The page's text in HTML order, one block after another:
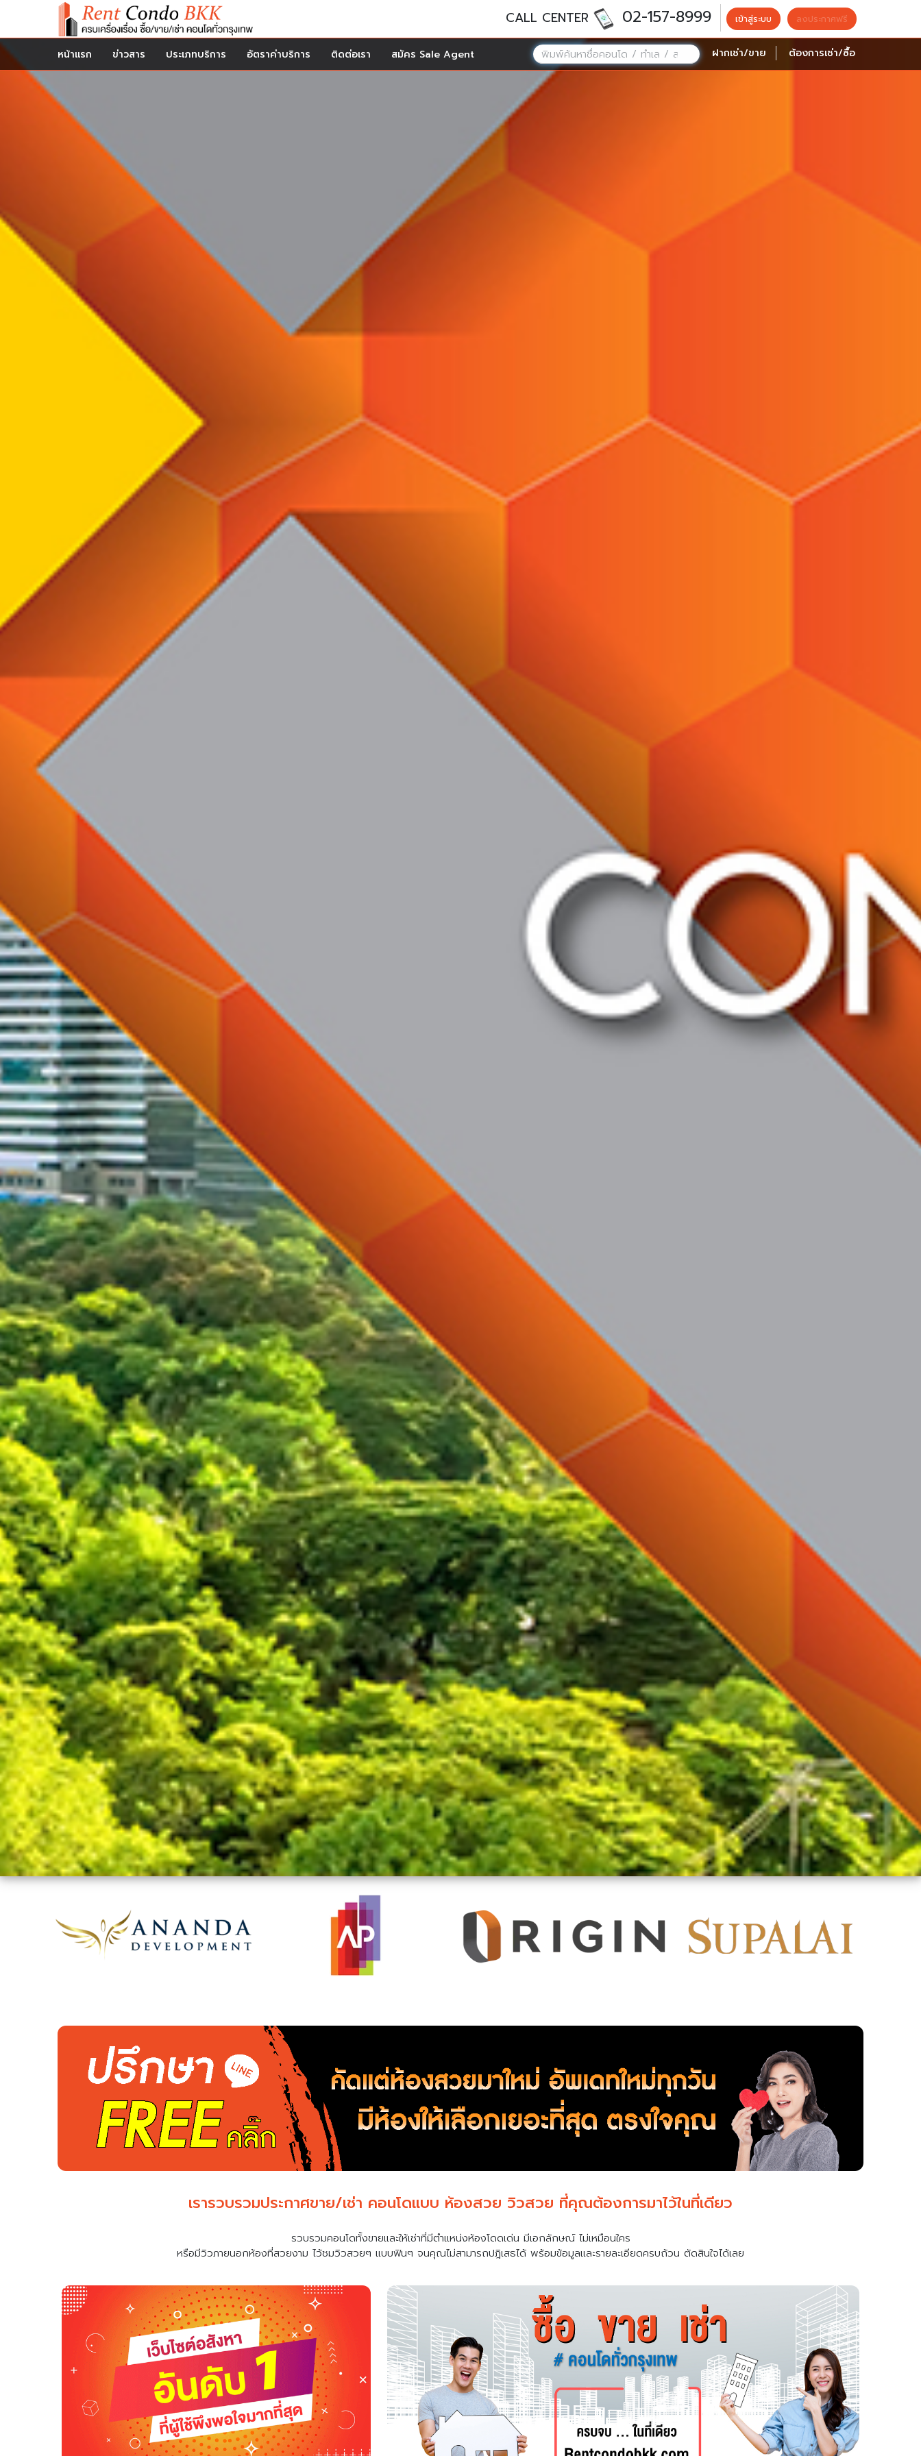
CALL CENTER 02-157-8999 เข้าสู่ระบบ ลงประกาศฟรี
หน้าแรก ข่าวสาร ประเภทบริการ อัตราค่าบริการ ติดต่อเรา สมัคร Sale Agent ฝากเช่า/ขาย ต้องการเช่า/ซื้อ
เรารวบรวมประกาศขาย/เช่า คอนโดแบบ ห้องสวย วิวสวย ที่คุณต้องการมาไว้ในที่เดียว
รวบรวมคอนโดทั้งขายและให้เช่าที่มีตำแหน่งห้องโดดเด่น มีเอกลักษณ์ ไม่เหมือนใคร
หรือมีวิวภายนอกห้องที่สวยงาม ไว้ชมวิวสวยๆ แบบฟินๆ จนคุณไม่สามารถปฎิเสธได้ พร้อมข้อมูลและรายละเอียดครบถ้วน ตัดสินใจได้เลย